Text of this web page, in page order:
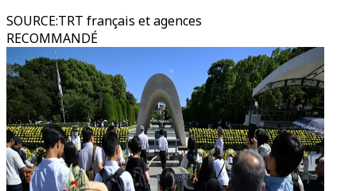
SOURCE:TRT français et agences
RECOMMANDÉ